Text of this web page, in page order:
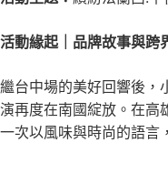
活動緣起｜品牌故事與跨
繼台中場的美好回響後，
演再度在南國綻放。在高
一次以風味與時尚的語言